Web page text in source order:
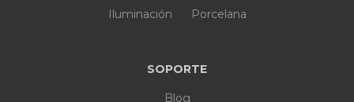
Iluminación
Porcelana
SOPORTE
Blog